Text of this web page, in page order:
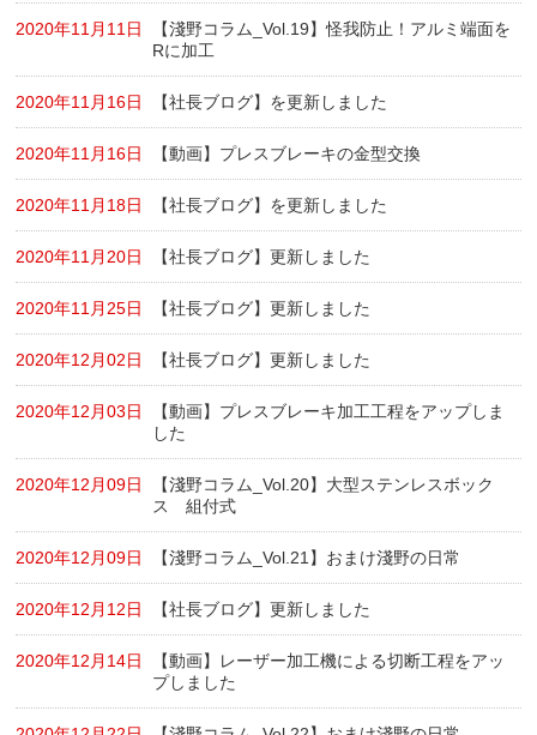
2020年11月11日
【淺野コラム_Vol.19】怪我防止！アルミ端面を
Rに加工
2020年11月16日 【社長ブログ】を更新しました
2020年11月16日 【動画】プレスブレーキの金型交換
2020年11月18日 【社長ブログ】を更新しました
2020年11月20日 【社長ブログ】更新しました
2020年11月25日 【社長ブログ】更新しました
2020年12月02日 【社長ブログ】更新しました
2020年12月03日
【動画】プレスブレーキ加工工程をアップしま
した
2020年12月09日
【淺野コラム_Vol.20】大型ステンレスボック
ス 組付式
2020年12月09日 【淺野コラム_Vol.21】おまけ淺野の日常
2020年12月12日 【社長ブログ】更新しました
2020年12月14日
【動画】レーザー加工機による切断工程をアッ
プしました